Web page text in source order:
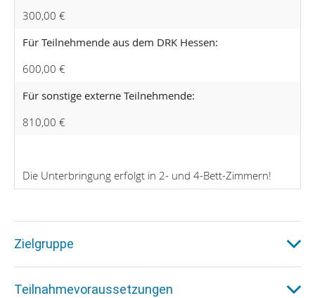
300,00 €
Für Teilnehmende aus dem DRK Hessen:
600,00 €
Für sonstige externe Teilnehmende:
810,00 €
Die Unterbringung erfolgt in 2- und 4-Bett-Zimmern!
Zielgruppe
Teilnahmevoraussetzungen